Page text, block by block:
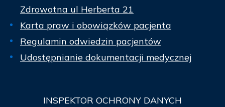
Zdrowotna ul Herberta 21
Karta praw i obowiązków pacjenta
Regulamin odwiedzin pacjentów
Udostępnianie dokumentacji medycznej
INSPEKTOR OCHRONY DANYCH